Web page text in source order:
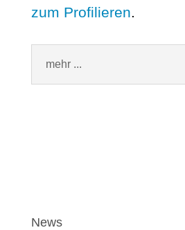
zum Profilieren.
mehr ...
News